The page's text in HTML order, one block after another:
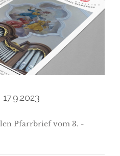
von 3.9. –
Pfarrbrief vom 3. -